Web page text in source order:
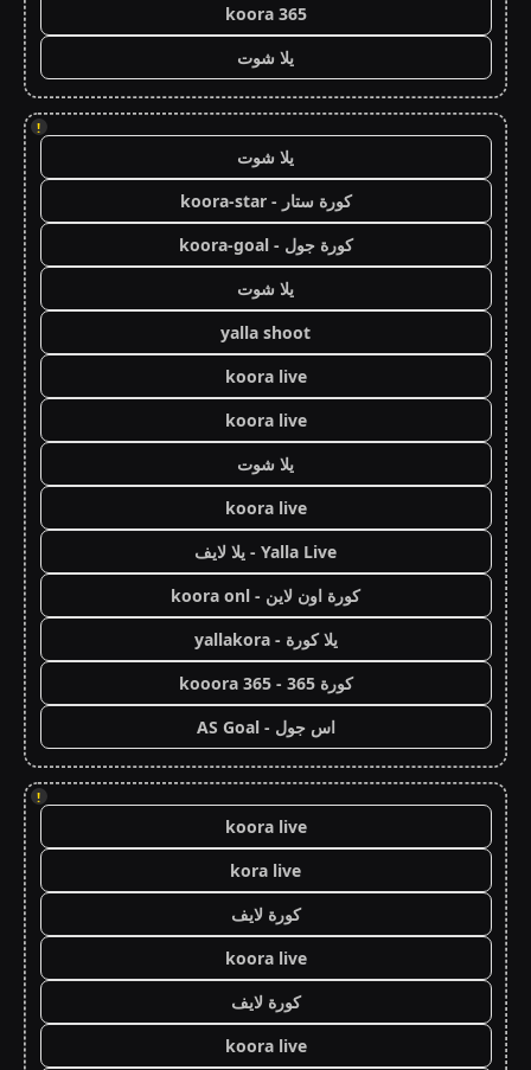
koora 365
يلا شوت
!
يلا شوت
كورة ستار - koora-star
كورة جول - koora-goal
يلا شوت
yalla shoot
koora live
koora live
يلا شوت
koora live
Yalla Live - يلا لايف
كورة اون لاين - koora onl
يلا كورة - yallakora
كورة 365 - kooora 365
اس جول - AS Goal
!
koora live
kora live
كورة لايف
koora live
كورة لايف
koora live